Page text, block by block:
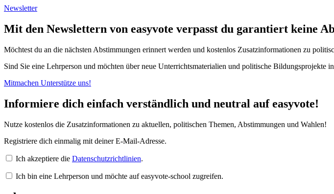
Newsletter
Mit den Newslettern von easyvote verpasst du garantiert keine
Möchtest du an die nächsten Abstimmungen erinnert werden und kostenlos Zusatzinformationen zu
Sind Sie eine Lehrperson und möchten über neue Unterrichtsmaterialien und politische Bildungsprojekte
Mitmachen Unterstütze uns!
Informiere dich einfach verständlich und neutral auf easyvote!
Nutze kostenlos die Zusatzinformationen zu aktuellen, politischen Themen, Abstimmungen und Wahlen!
Registriere dich einmalig mit deiner E-Mail-Adresse.
Ich akzeptiere die Datenschutzrichtlinien.
Ich bin eine Lehrperson und möchte auf easyvote-school zugreifen.